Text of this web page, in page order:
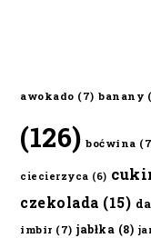
awokado (7) banany
(126) boćwina
ciecierzyca (6)
czekolada (15)
imbir (7) jabłka (8)